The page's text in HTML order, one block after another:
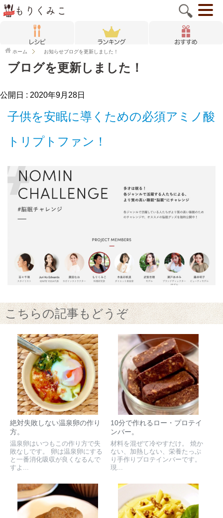
ホーム お知らせブログを更新しました！
ブログを更新しました！
公開日 : 2020年9月28日
子供を安眠に導くための必須アミノ酸
トリプトファン！
こちらの記事もどうぞ
絶対失敗しない温泉卵の作り
方。
温泉卵はいつもこの作り方で失
敗なしです。 卵は温泉卵にする
と一番消化吸収が良くなるんで
すよ...
10分で作れるロー・プロテイ
ンバー。
材料を混ぜて冷やすだけ。 焼か
ない、加熱しない、栄養たっぷ
り手作りプロテインバーです。
現...